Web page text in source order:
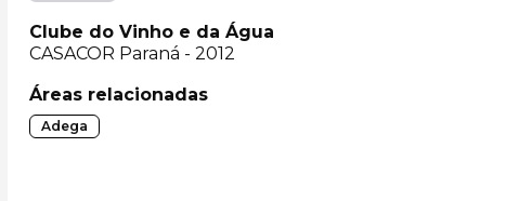
Clube do Vinho e da Água
CASACOR Paraná - 2012
Áreas relacionadas
Adega